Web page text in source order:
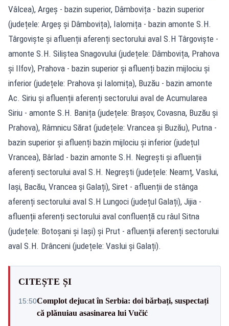
Vâlcea), Argeș - bazin superior, Dâmbovița - bazin superior
(județele: Argeș și Dâmbovița), Ialomița - bazin amonte S.H.
Târgoviște și afluenții aferenți sectorului aval S.H Târgoviște -
amonte S.H. Siliștea Snagovului (județele: Dâmbovița, Prahova
și Ilfov), Prahova - bazin superior și afluenți bazin mijlociu și
inferior (județele: Prahova și Ialomița), Buzău - bazin amonte
Ac. Siriu și afluenții aferenți sectorului aval de Acumularea
Siriu - amonte S.H. Banița (județele: Brașov, Covasna, Buzău și
Prahova), Râmnicu Sărat (județele: Vrancea și Buzău), Putna -
bazin superior și afluenți bazin mijlociu și inferior (județul
Vrancea), Bârlad - bazin amonte S.H. Negrești și afluenții
aferenți sectorului aval S.H. Negrești (județele: Neamț, Vaslui,
Iași, Bacău, Vrancea și Galați), Siret - afluenții de stânga
aferenți sectorului aval S.H Lungoci (județul Galați), Jijia -
afluenții aferenți sectorului aval confluență cu râul Sitna
(județele: Botoșani și Iași) și Prut - afluenții aferenți sectorului
aval S.H. Drânceni (județele: Vaslui și Galați).
CITEȘTE ȘI
15:50Complot dejucat în Serbia: doi bărbați, suspectați
că plănuiau asasinarea lui Vučić